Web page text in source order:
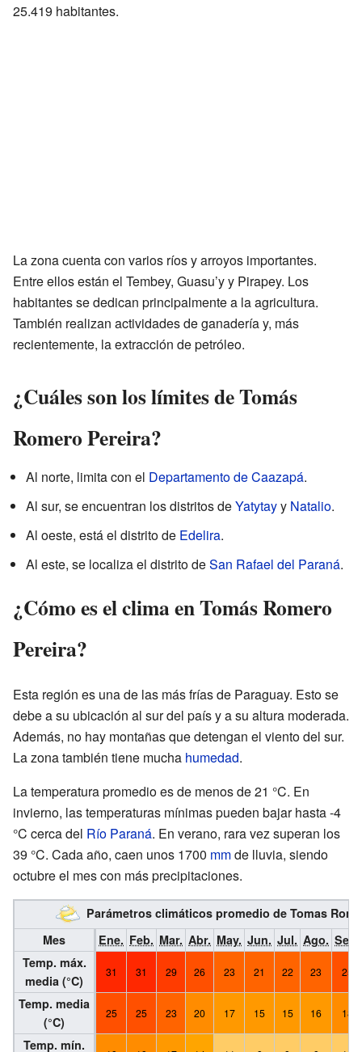
25.419 habitantes.
La zona cuenta con varios ríos y arroyos importantes.
Entre ellos están el Tembey, Guasu’y y Pirapey. Los
habitantes se dedican principalmente a la agricultura.
También realizan actividades de ganadería y, más
recientemente, la extracción de petróleo.
¿Cuáles son los límites de Tomás
Romero Pereira?
Al norte, limita con el Departamento de Caazapá.
Al sur, se encuentran los distritos deYatytayy Natalio.
Al oeste, está el distrito de Edelira.
Al este, se localiza el distrito deSan Rafael del Paraná.
¿Cómo es el clima en Tomás Romero
Pereira?
Esta región es una de las más frías de Paraguay. Esto se
debe a su ubicación al sur del país y a su altura moderada.
Además, no hay montañas que detengan el viento del sur.
La zona también tiene mucha humedad.
La temperatura promedio es de menos de 21 °C. En
invierno, las temperaturas mínimas pueden bajar hasta -4
°C cerca del Río Paraná. En verano, rara vez superan los
39 °C. Cada año, caen unos 1700 mmde lluvia, siendo
octubre el mes con más precipitaciones.
Parámetros climáticos promedio de Tomas
Mes
Ene. Feb. Mar. Abr. May. Jun. Jul. Ago. Sep.
Temp. máx.
media (°C)
31 31 29 26 23 21 22 23 25
Temp. media
(°C)
25 25 23 20 17 15 15 16 18
Temp. mín.